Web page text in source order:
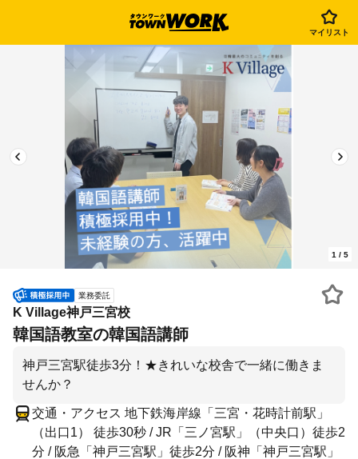
マイリスト
1 / 5
業務委託
K Village神戸三宮校
韓国語教室の韓国語講師
神戸三宮駅徒歩3分！★きれいな校舎で一緒に働きま
せんか？
交通・アクセス 地下鉄海岸線「三宮・花時計前駅」
（出口1） 徒歩30秒 / JR「三ノ宮駅」（中央口）徒歩2
分 / 阪急「神戸三宮駅」徒歩2分 / 阪神「神戸三宮駅」